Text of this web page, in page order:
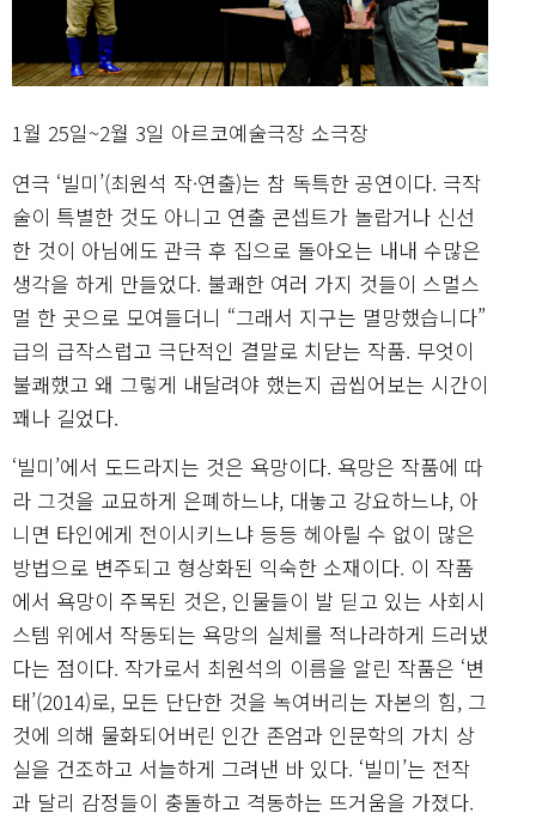
1월 25일~2월 3일 아르코예술극장 소극장
연극 ‘빌미’(최원석 작·연출)는 참 독특한 공연이다. 극작
술이 특별한 것도 아니고 연출 콘셉트가 놀랍거나 신선
한 것이 아님에도 관극 후 집으로 돌아오는 내내 수많은
생각을 하게 만들었다. 불쾌한 여러 가지 것들이 스멀스
멀 한 곳으로 모여들더니 “그래서 지구는 멸망했습니다”
급의 급작스럽고 극단적인 결말로 치닫는 작품. 무엇이
불쾌했고 왜 그렇게 내달려야 했는지 곱씹어보는 시간이
꽤나 길었다.
‘빌미’에서 도드라지는 것은 욕망이다. 욕망은 작품에 따
라 그것을 교묘하게 은폐하느냐, 대놓고 강요하느냐, 아
니면 타인에게 전이시키느냐 등등 헤아릴 수 없이 많은
방법으로 변주되고 형상화된 익숙한 소재이다. 이 작품
에서 욕망이 주목된 것은, 인물들이 발 딛고 있는 사회시
스템 위에서 작동되는 욕망의 실체를 적나라하게 드러냈
다는 점이다. 작가로서 최원석의 이름을 알린 작품은 ‘변
태’(2014)로, 모든 단단한 것을 녹여버리는 자본의 힘, 그
것에 의해 물화되어버린 인간 존엄과 인문학의 가치 상
실을 건조하고 서늘하게 그려낸 바 있다. ‘빌미’는 전작
과 달리 감정들이 충돌하고 격동하는 뜨거움을 가졌다.